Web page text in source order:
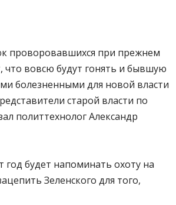
проворовавшихся при прежнем
что вовсю будут гонять и бывшую
болезненными для новой власти
старой власти по
политтехнолог Александр
год будет напоминать охоту на
Зеленского для того,